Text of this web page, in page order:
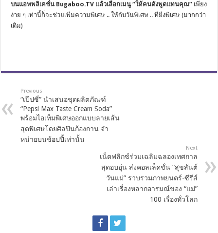
บนแอพพลิเคชั่น Bugaboo.TV แล้วเลือกเมนู“ให้คนดังพูดแทนคุณ” เพียง
ง่าย ๆ เท่านี้ก็จะช่วยเพิ่มความพิเศษ .. ให้กับวันพิเศษ .. ที่ยิ่งพิเศษ (มากกว่า
เดิม)
Previous
“เป๊ปซี่” นำเสนอชุดผลิตภัณฑ์
“Pepsi Max Taste Cream Soda”
พร้อมไอเท็มพิเศษออกแบบลายเส้น
สุดพิเศษโดยศิลปินก้องกาน จำ
หน่ายบนช้อปปี้เท่านั้น
Next
เน็ตฟลิกซ์ร่วมเฉลิมฉลองเทศกาล
สุดอบอุ่น ส่งคอลเล็คชั่น “สุขสันต์
วันแม่” รวบรวมภาพยนตร์-ซีรีส์
เล่าเรื่องหลากอารมณ์ของ “แม่”
100 เรื่องทั่วโลก